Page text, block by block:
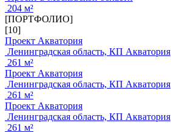
204 м²
[ПОРТФОЛИО]
[10]
Проект Акватория
Ленинградская область, КП Акватория
261 м²
Проект Акватория
Ленинградская область, КП Акватория
261 м²
Проект Акватория
Ленинградская область, КП Акватория
261 м²